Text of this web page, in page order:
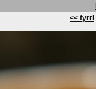
<< fyrri